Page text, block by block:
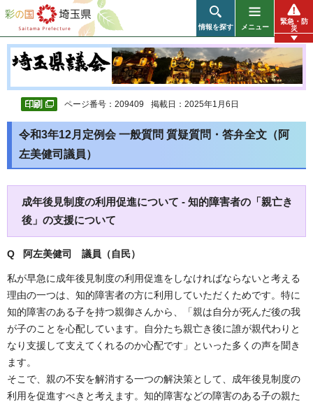
彩の国 埼玉県
情報を探す メニュー
緊急・防
災
ページ番号：209409 掲載日：2025年1月6日
令和3年12月定例会 一般質問 質疑質問・答弁全文（阿
左美健司議員）
成年後見制度の利用促進について - 知的障害者の「親亡き
後」の支援について
Q 阿左美健司 議員（自民）
私が早急に成年後見制度の利用促進をしなければならないと考える
理由の一つは、知的障害者の方に利用していただくためです。特に
知的障害のある子を持つ親御さんから、「親は自分が死んだ後の我
が子のことを心配しています。自分たち親亡き後に誰が親代わりと
なり支援して支えてくれるのか心配です」といった多くの声を聞き
ます。
そこで、親の不安を解消する一つの解決策として、成年後見制度の
利用を促進すべきと考えます。知的障害などの障害のある子の親た